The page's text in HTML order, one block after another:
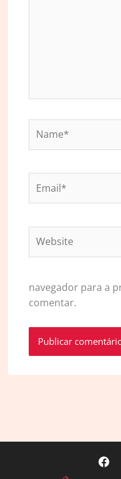
navegador para a
comentar.